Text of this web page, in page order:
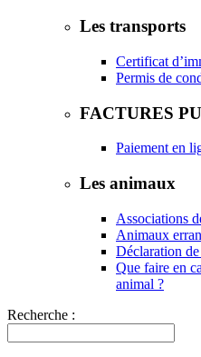
Les transports
Certificat
Permis de
FACTURES
Paiement en
Les animaux
Associations
Animaux
Déclaration
Que faire en
animal ?
Recherche :